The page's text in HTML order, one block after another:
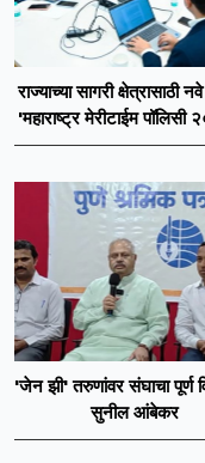
राज्याच्या सागरी क्षेत्रासाठी
'महाराष्ट्र मेरीटाईम पॉलिसी
प्रस्ताव
'जेन झी' तरुणांवर संघाचा पूर्ण
सुनील आंबेकर